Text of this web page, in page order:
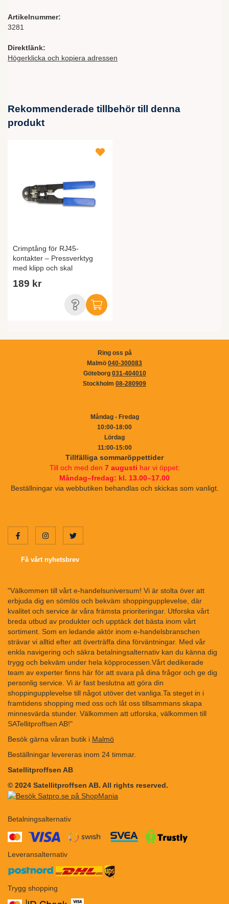
Artikelnummer:
3281
Direktlänk:
Högerklicka och kopiera adressen
Rekommenderade tillbehör till denna
produkt
Crimptång för RJ45-
kontakter – Pressverktyg
med klipp och skal
189 kr
Ring oss på
Malmö 040-300083
Göteborg 031-404010
Stockholm 08-280909
Måndag - Fredag
10:00-18:00
Lördag
11:00-15:00
Tillfälliga sommaröppettider
Till och med den 7 augusti har vi öppet:
Måndag–fredag: kl. 13.00–17.00
Beställningar via webbutiken behandlas och skickas som vanligt.
Få vårt nyhetsbrev
"Välkommen till vårt e-handelsuniversum! Vi är stolta över att
erbjuda dig en sömlös och bekväm shoppingupplevelse, där
kvalitet och service är våra främsta prioriteringar. Utforska vårt
breda utbud av produkter och upptäck det bästa inom vårt
sortiment. Som en ledande aktör inom e-handelsbranschen
strävar vi alltid efter att överträffa dina förväntningar. Med vår
enkla navigering och säkra betalningsalternativ kan du känna dig
trygg och bekväm under hela köpprocessen.Vårt dedikerade
team av experter finns här för att svara på dina frågor och ge dig
personlig service. Vi är fast beslutna att göra din
shoppingupplevelse till något utöver det vanliga.Ta steget in i
framtidens shopping med oss och låt oss tillsammans skapa
minnesvärda stunder. Välkommen att utforska, välkommen till
SATellitproffsen AB!"
Besök gärna våran butik i Malmö
Beställningar levereras inom 24 timmar.
Satellitproffsen AB
© 2024 Satellitproffsen AB. All rights reserved.
Betalningsalternativ
Leveransalternativ
Trygg shopping